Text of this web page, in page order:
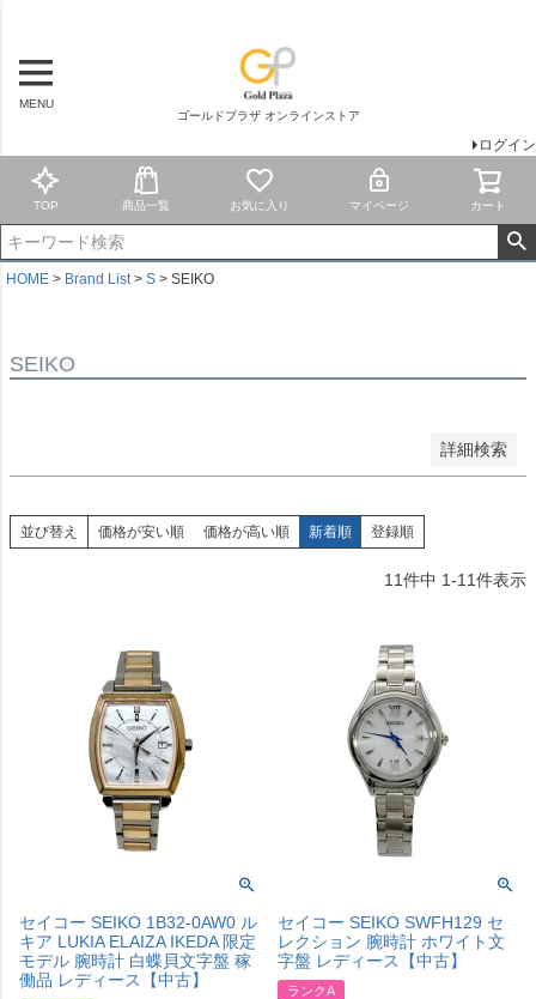
MENU
ゴールドプラザ オンラインストア
ログイン
TOP 商品一覧 お気に入り マイページ カート
HOME Brand List S SEIKO
SEIKO
詳細検索
ランク7
ランク6
ランク5
ランク4
訳あり
並び替え 価格が安い順 価格が高い順 新着順 登録順
11件中 1-11件表示
セイコー SEIKO 1B32-0AW0 ル
キア LUKIA ELAIZA IKEDA 限定
モデル 腕時計 白蝶貝文字盤 稼
働品 レディース【中古】
セイコー SEIKO SWFH129 セ
レクション 腕時計 ホワイト文
字盤 レディース【中古】
ランクA